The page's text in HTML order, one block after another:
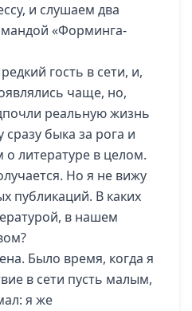
и слушаем два
«Форминга-
гость в сети, и,
чаще, но,
реальную жизнь
быка за рога и
литературе в целом.
Но я не вижу
публикаций. В каких
в нашем
Было время, когда я
в сети пусть малым,
я же